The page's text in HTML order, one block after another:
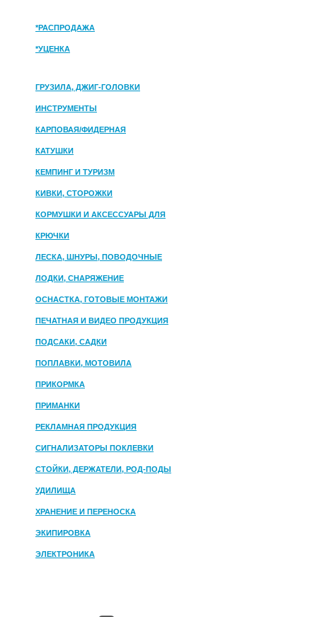
*РАСПРОДАЖА
*УЦЕНКА
ГРУЗИЛА, ДЖИГ-ГОЛОВКИ
ИНСТРУМЕНТЫ
КАРПОВАЯ/ФИДЕРНАЯ
КАТУШКИ
КЕМПИНГ И ТУРИЗМ
КИВКИ, СТОРОЖКИ
КОРМУШКИ И АКСЕССУАРЫ ДЛЯ
ПРИКОРМКИ
КРЮЧКИ
ЛЕСКА, ШНУРЫ, ПОВОДОЧНЫЕ
МАТЕРИАЛЫ
ЛОДКИ, СНАРЯЖЕНИЕ
ОСНАСТКА, ГОТОВЫЕ МОНТАЖИ
ПЕЧАТНАЯ И ВИДЕО ПРОДУКЦИЯ
ПОДСАКИ, САДКИ
ПОПЛАВКИ, МОТОВИЛА
ПРИКОРМКА
ПРИМАНКИ
РЕКЛАМНАЯ ПРОДУКЦИЯ
СИГНАЛИЗАТОРЫ ПОКЛЕВКИ
СТОЙКИ, ДЕРЖАТЕЛИ, РОД-ПОДЫ
УДИЛИЩА
ХРАНЕНИЕ И ПЕРЕНОСКА
ЭКИПИРОВКА
ЭЛЕКТРОНИКА